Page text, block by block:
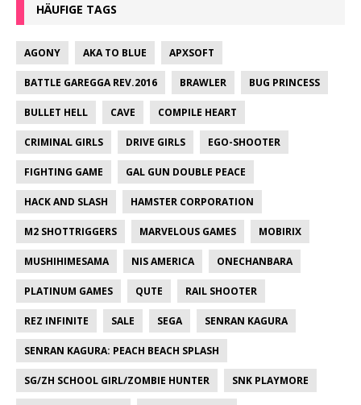
HÄUFIGE TAGS
AGONY AKA TO BLUE APXSOFT
BATTLE GAREGGA REV.2016 BRAWLER BUG PRINCESS
BULLET HELL CAVE COMPILE HEART
CRIMINAL GIRLS DRIVE GIRLS EGO-SHOOTER
FIGHTING GAME GAL GUN DOUBLE PEACE
HACK AND SLASH HAMSTER CORPORATION
M2 SHOTTRIGGERS MARVELOUS GAMES MOBIRIX
MUSHIHIMESAMA NIS AMERICA ONECHANBARA
PLATINUM GAMES QUTE RAIL SHOOTER
REZ INFINITE SALE SEGA SENRAN KAGURA
SENRAN KAGURA: PEACH BEACH SPLASH
SG/ZH SCHOOL GIRL/ZOMBIE HUNTER SNK PLAYMORE